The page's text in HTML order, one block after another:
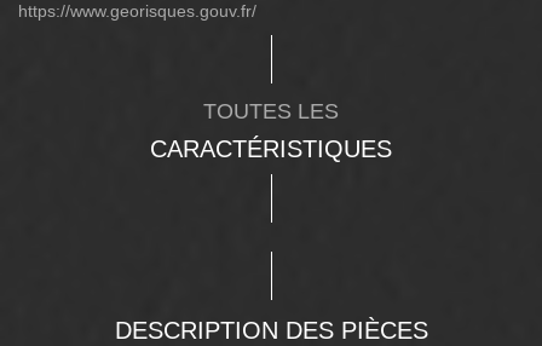
https://www.georisques.gouv.fr/
TOUTES LES
CARACTÉRISTIQUES
DESCRIPTION DES PIÈCES